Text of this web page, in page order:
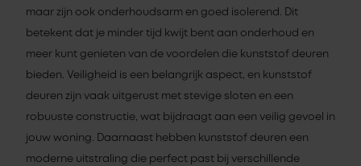
maar zijn ook onderhoudsarm en goed isolerend. Dit
betekent dat je minder tijd kwijt bent aan onderhoud en
meer kunt genieten van de voordelen die kunststof deuren
bieden. Veiligheid is een belangrijk aspect, en kunststof
deuren zijn vaak uitgerust met stevige sloten en een
robuuste constructie, wat bijdraagt aan een veilig gevoel in
jouw woning. Daarnaast hebben kunststof deuren een
moderne uitstraling die perfect past bij verschillende